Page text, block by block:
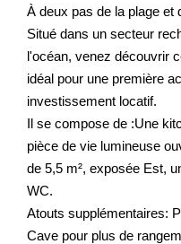
À deux pas de la plage et
Situé dans un secteur
l'océan, venez découvrir
idéal pour une première
investissement locatif.
Il se compose de :Une
pièce de vie lumineuse
de 5,5 m², exposée Est,
WC.
Atouts supplémentaires:
Cave pour plus de